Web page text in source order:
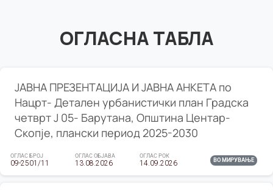
ОГЛАСНА ТАБЛА
ЈАВНА ПРЕЗЕНТАЦИЈА И ЈАВНА АНКЕТА по
Нацрт- Детален урбанистички план Градска
четврт Ј 05- Барутана, Општина Центар-
Скопје, плански период 2025-2030
ОГЛАС БРОЈ
09-2501/11
ОГЛАС ОБЈАВА
13.08.2026
ОГЛАС РОК
14.09.2026 ВО МИРУВАЊЕ